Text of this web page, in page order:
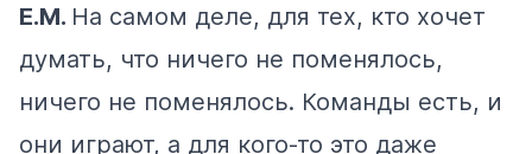
Е.М. На самом деле, для тех, кто хочет
думать, что ничего не поменялось,
ничего не поменялось. Команды есть, и
они играют, а для кого-то это даже